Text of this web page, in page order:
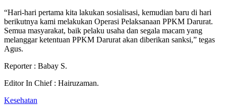
“Hari-hari pertama kita lakukan sosialisasi, kemudian baru di hari
berikutnya kami melakukan Operasi Pelaksanaan PPKM Darurat.
Semua masyarakat, baik pelaku usaha dan segala macam yang
melanggar ketentuan PPKM Darurat akan diberikan sanksi,” tegas
Agus.
Reporter : Babay S.
Editor In Chief : Hairuzaman.
Kesehatan